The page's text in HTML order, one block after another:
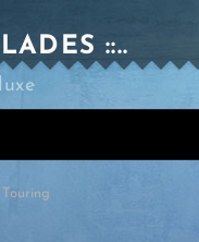
::..
Touring